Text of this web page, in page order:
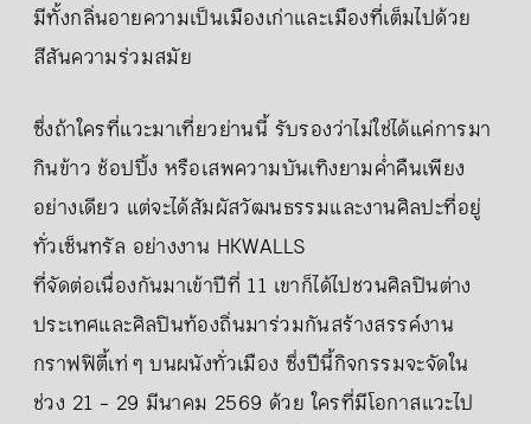
มีทั้งกลิ่นอายความเป็นเมืองเก่าและเมืองที่เต็มไปด้วย
สีสันความร่วมสมัย
ซึ่งถ้าใครที่แวะมาเที่ยวย่านนี้ รับรองว่าไม่ใช่ได้แค่การมา
กินข้าว ช้อปปิ้ง หรือเสพความบันเทิงยามค่ำคืนเพียง
อย่างเดียว แต่จะได้สัมผัสวัฒนธรรมและงานศิลปะที่อยู่
ทั่วเซ็นทรัล อย่างงาน HKWALLS
ที่จัดต่อเนื่องกันมาเข้าปีที่ 11 เขาก็ได้ไปชวนศิลปินต่าง
ประเทศและศิลปินท้องถิ่นมาร่วมกันสร้างสรรค์งาน
กราฟฟิตี้เท่ ๆ บนผนังทั่วเมือง ซึ่งปีนี้กิจกรรมจะจัดใน
ช่วง 21 - 29 มีนาคม 2569 ด้วย ใครที่มีโอกาสแวะไป